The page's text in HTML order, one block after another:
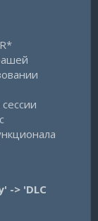
-> 'DLC